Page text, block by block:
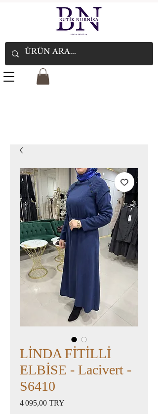
LİNDA FİTİLLİ
ELBİSE - Lacivert -
S6410
4 095,00 TRY